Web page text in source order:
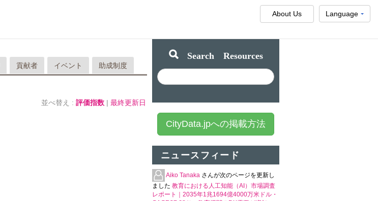
Language
About Us
貢献者 イベント 助成制度
並べ替え : 評価指数 | 最終更新日
Search Resources
CityData.jpへの掲載方法
ニュースフィード
Aiko Tanaka さんが次のページを更新し
ました 教育における人工知能（AI）市場調査
レポート｜2035年1兆1694億4000万米ドル・